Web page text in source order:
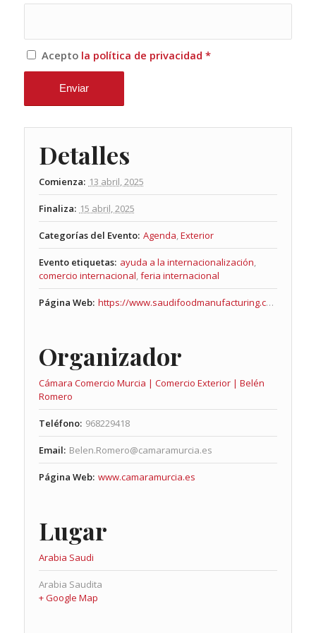
Acepto la política de privacidad *
Detalles
Comienza: 13 abril, 2025
Finaliza: 15 abril, 2025
Categorías del Evento: Agenda,Exterior
Evento etiquetas: ayuda a la internacionalización,
comercio internacional,feria internacional
Página Web: https://www.saudifoodmanufacturing.com/
Organizador
Cámara Comercio Murcia | Comercio Exterior | Belén
Romero
Teléfono: 968229418
Email: Belen.Romero@camaramurcia.es
Página Web: www.camaramurcia.es
Lugar
Arabia Saudi
Arabia Saudita
+ Google Map